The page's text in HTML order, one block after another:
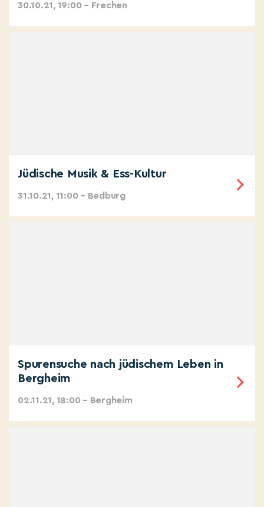
30.10.21, 19:00 – Frechen
Jüdische Musik & Ess-Kultur
31.10.21, 11:00 – Bedburg
Spurensuche nach jüdischem Leben in
Bergheim
02.11.21, 18:00 – Bergheim